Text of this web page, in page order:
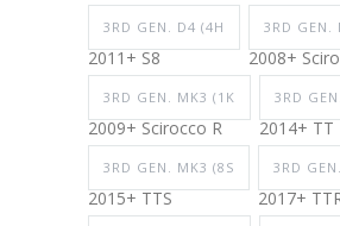
3RD GEN. D4 (4H
2011+ S8
3RD GEN.
2008+
3RD GEN. MK3 (1K
2009+ Scirocco R
3RD
2014+ TT
3RD GEN. MK3 (8S
2015+ TTS
3RD
2017+